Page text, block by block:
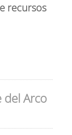
recursos
Arco